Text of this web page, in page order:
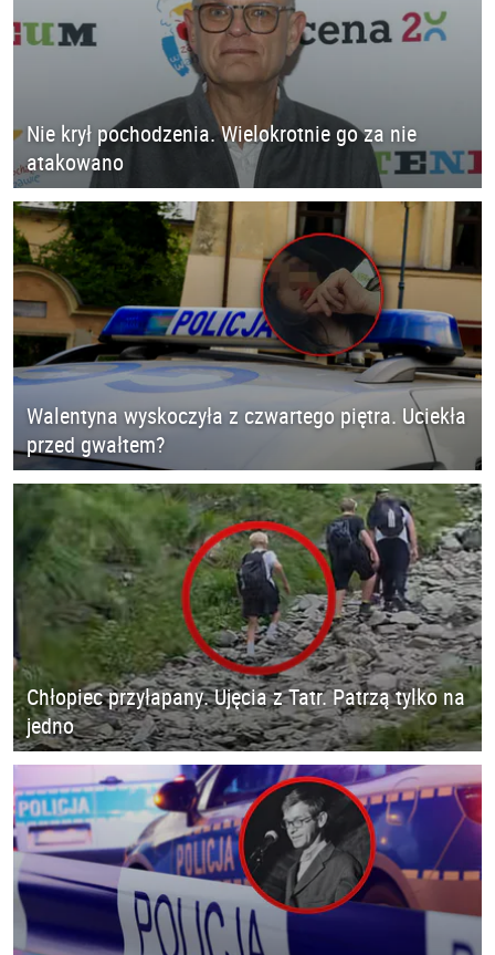
Nie krył pochodzenia. Wielokrotnie go za nie
atakowano
Walentyna wyskoczyła z czwartego piętra. Uciekła
przed gwałtem?
Chłopiec przyłapany. Ujęcia z Tatr. Patrzą tylko na
jedno